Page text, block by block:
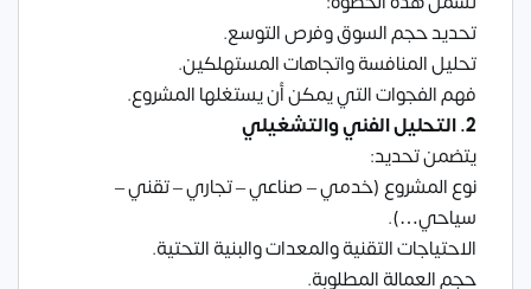
تحديد حجم السوق وفرص التوسع.
تحليل المنافسة واتجاهات المستهلكين.
فهم الفجوات التي يمكن أن يستغلها المشروع.
2. التحليل الفني والتشغيلي
يتضمن تحديد:
نوع المشروع (خدمي – صناعي – تجاري – تقني –
سياحي…).
الاحتياجات التقنية والمعدات والبنية التحتية.
حجم العمالة المطلوبة.